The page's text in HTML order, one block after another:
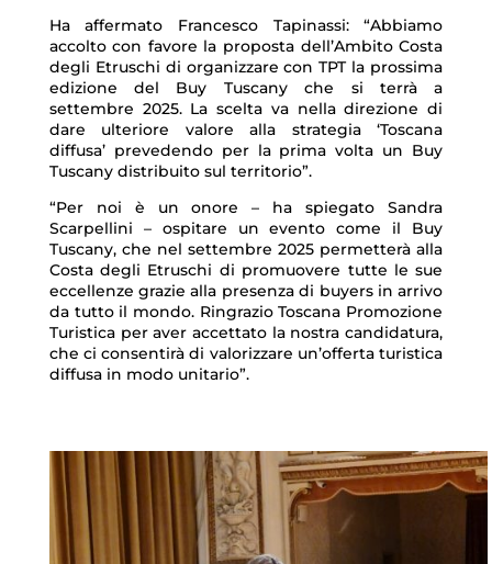
Ha affermato Francesco Tapinassi: “Abbiamo
accolto con favore la proposta dell’Ambito Costa
degli Etruschi di organizzare con TPT la prossima
edizione del Buy Tuscany che si terrà a
settembre 2025. La scelta va nella direzione di
dare ulteriore valore alla strategia ‘Toscana
diffusa’ prevedendo per la prima volta un Buy
Tuscany distribuito sul territorio”.
“Per noi è un onore – ha spiegato Sandra
Scarpellini – ospitare un evento come il Buy
Tuscany, che nel settembre 2025 permetterà alla
Costa degli Etruschi di promuovere tutte le sue
eccellenze grazie alla presenza di buyers in arrivo
da tutto il mondo. Ringrazio Toscana Promozione
Turistica per aver accettato la nostra candidatura,
che ci consentirà di valorizzare un’offerta turistica
diffusa in modo unitario”.